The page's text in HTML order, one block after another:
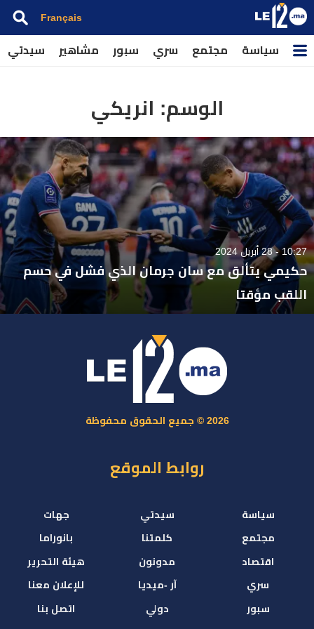
Français
سياسة مجتمع سري سبور مشاهير سيدتي
الوسم: انريكي
10:27 - 28 أبريل 2024
حكيمي يتألق مع سان جرمان الذي فشل في حسم
اللقب مؤقتا
2026 © جميع الحقوق محفوظة
روابط الموقع
سياسة
مجتمع
اقتصاد
سري
سبور
سيدتي
كلمتنا
مدونون
آر -ميديا
دولي
جهات
بانوراما
هيئة التحرير
للإعلان معنا
اتصل بنا